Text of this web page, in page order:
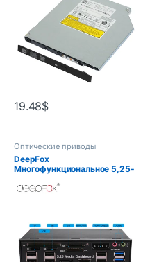
19.48$
Оптические приводы
DeepFox
Многофункциональное 5,25-
карт приборной панели USB
приводов